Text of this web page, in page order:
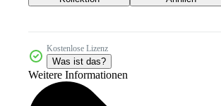
Kostenlose Lizenz
Was ist das?
Weitere Informationen